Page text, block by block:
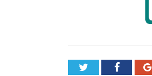
Twitter